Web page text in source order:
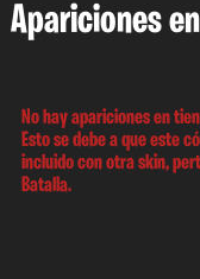
Apariciones
No hay apariciones en
Esto se debe a que este
incluido con otra skin,
Batalla.